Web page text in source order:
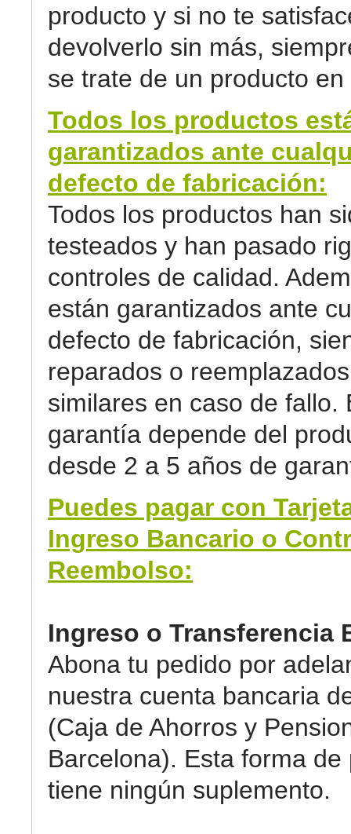
producto y si no te
devolverlo sin más,
se trate de un producto en
Todos los productos
garantizados ante
defecto de fabricación:
Todos los productos han
testeados y han pasado
controles de calidad.
están garantizados ante
defecto de fabricación,
reparados o
similares en caso de fallo.
garantía depende del
desde 2 a 5 años de
Puedes pagar con
Ingreso Bancario o
Reembolso:
Ingreso o Transferencia
Abona tu pedido por
nuestra cuenta bancaria
(Caja de Ahorros y
Barcelona). Esta forma de
tiene ningún suplemento.